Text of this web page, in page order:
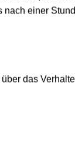
bitten
werden.
ist nicht
wir Sie um
einer
das